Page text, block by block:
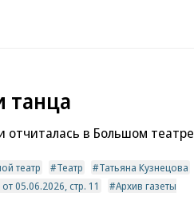
танца
отчиталась в Большом театре
театр Театр
Татьяна Кузнецова
05.06.2026, стр. 11
Архив газеты